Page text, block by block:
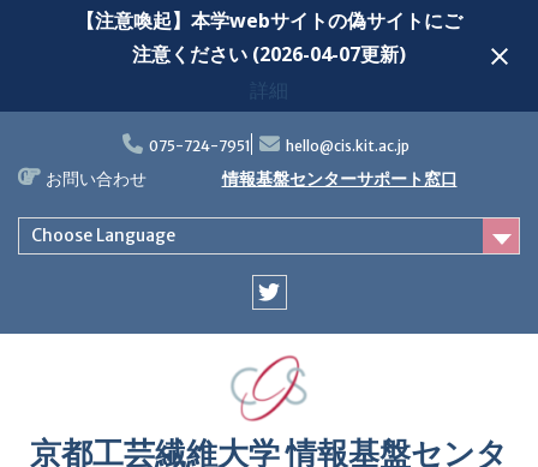
【注意喚起】本学webサイトの偽サイトにご
注意ください (2026-04-07更新)
詳細
content
075-724-7951 hello@cis.kit.ac.jp
お問い合わせ 情報基盤センターサポート窓口
Choose Language
京都工芸繊維大学 情報基盤センタ